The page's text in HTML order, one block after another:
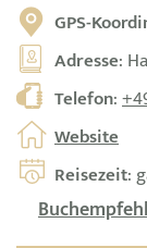
GPS-
Adresse:
Telefon:
Website
Reisezeit: